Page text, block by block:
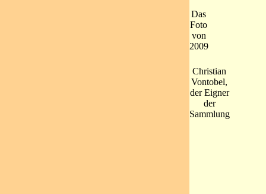
Das
Foto
von
2009
Christian
Vontobel,
der Eigner
der
Sammlung